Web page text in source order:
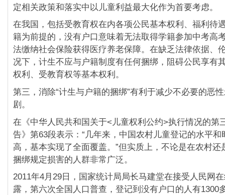
定相关政策和落实中以儿童利益最大化作为首要考虑。
在我国，包括受教育权在内各项公民基本权利、福利待
籍为前提的，没有户口意味着无法取得学籍参加中考高
法缴纳社会保险获得医疗养老保障。在缺乏法律依据、
况下，计生不应与户籍制度有任何捆绑，阻碍公民享有
权利、受教育权等基本权利。
第三，消除“计生与户籍的捆绑”有利于减少不必要的恶
剧。
在《中华人民共和国关于<儿童权利公约>执行情况的第
告》第63段表示：“几年来，中国农村儿童登记的水平和
高，基本实现了全面覆盖。”但实质上，不论是在农村还
捆绑规定损害的人群非常广泛。
2011年4月29日，国家统计局局长马建堂在接受人民网
露，第六次全国人口普查，登记到没有户口的人有1300